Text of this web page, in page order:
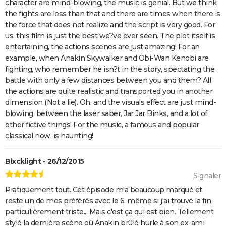
character are mind-blowing, the music is genial. But we think
the fights are less than that and there are times when there is
the force that does not realize and the script is very good. For
us, this film is just the best we?ve ever seen. The plot itself is
entertaining, the actions scenes are just amazing! For an
example, when Anakin Skywalker and Obi-Wan Kenobi are
fighting, who remember he isn?t in the story, spectating the
battle with only a few distances between you and them? All
the actions are quite realistic and transported you in another
dimension (Not a lie). Oh, and the visuals effect are just mind-
blowing, between the laser saber, Jar Jar Binks, and a lot of
other fictive things! For the music, a famous and popular
classical now, is haunting!
Blxcklight - 26/12/2015
Signaler
Pratiquement tout. Cet épisode m'a beaucoup marqué et
reste un de mes préférés avec le 6, même si j'ai trouvé la fin
particulièrement triste... Mais c'est ça qui est bien. Tellement
stylé la dernière scène où Anakin brûlé hurle à son ex-ami